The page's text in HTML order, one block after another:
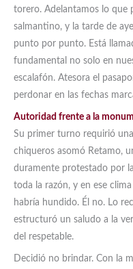
torero. Adelantamos lo que
salmantino, y la tarde de
punto por punto. Está
fundamental no solo en
escalafón. Atesora el
perdonar en las fechas
Autoridad frente a la
Su primer turno requirió
chiqueros asomó Retamo,
duramente protestado por
toda la razón, y en ese
habría hundido. Él no. Lo
estructuró un saludo a la
del respetable.
Decidió no brindar. Con la